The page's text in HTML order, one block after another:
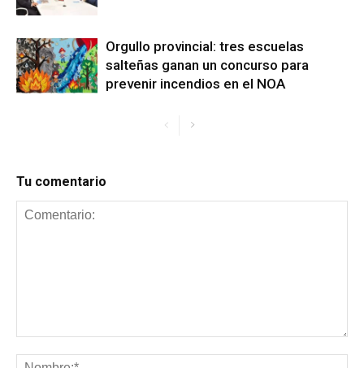
Orgullo provincial: tres escuelas
salteñas ganan un concurso para
prevenir incendios en el NOA
Tu comentario